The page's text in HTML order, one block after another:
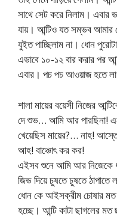
সাথে সেট করে নিলাম। এবার
যায়। আন্টিও যত সম্ভব আমার
যুইত পাচ্ছিলাম না। ধোন
এভাবে ১০-১২ বার করার পর
এবার। পচ পচ আওয়াজ হতে
শালা মায়ের বয়েসী নিজের
দে শুভ… আমি আর পারছিনা!
খেয়েছিস মায়ের?…
আহ! বাঞ্চোৎ কর কর!
এইসব শুনে আমি আর নিজেকে
জিভ দিয়ে চুষতে চুষতে
ধোন কে আইসক্রীম চোষার মত
হচ্ছে। আন্টি কাটা ছাগলের